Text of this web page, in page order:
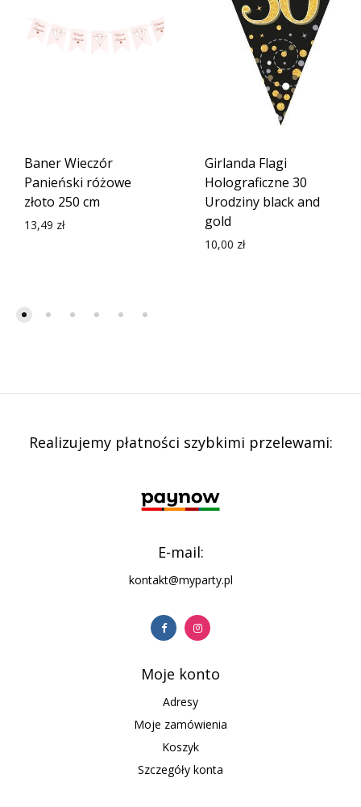
Baner Wieczór
Panieński różowe
złoto 250 cm
13,49 zł
Girlanda Flagi
Holograficzne 30
Urodziny black and
gold
10,00 zł
Realizujemy płatności szybkimi przelewami:
E-mail:
kontakt@myparty.pl
Moje konto
Adresy
Moje zamówienia
Koszyk
Szczegóły konta